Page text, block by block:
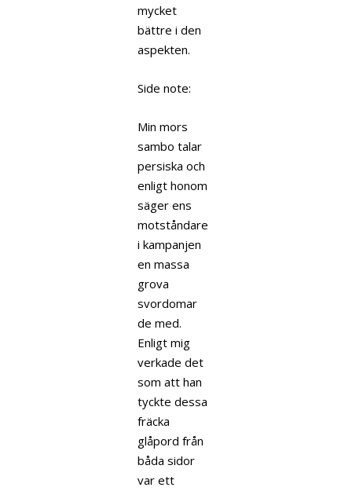
mycket
bättre i den
aspekten.
Side note:
Min mors
sambo talar
persiska och
enligt honom
säger ens
motståndare
i kampanjen
en massa
grova
svordomar
de med.
Enligt mig
verkade det
som att han
tyckte dessa
fräcka
glåpord från
båda sidor
var ett